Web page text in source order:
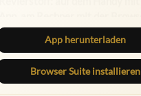
direkt im Browser im Blick.
App herunterladen
Browser Suite installieren